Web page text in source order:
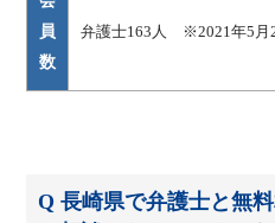
員
数
弁護士163人 ※2021年5月
Q 長崎県で弁護士と無